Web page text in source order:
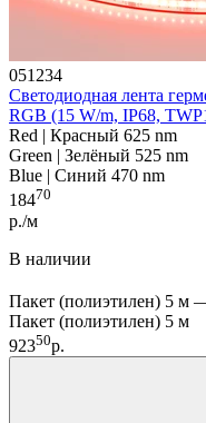
051234
Светодиодная лента
RGB (15 W/m, IP68,
Red | Красный 625 nm
Green | Зелёный 525 nm
Blue | Синий 470 nm
18470
р./м
В наличии
Пакет (полиэтилен) 5 м
Пакет (полиэтилен) 5 м
92350р.